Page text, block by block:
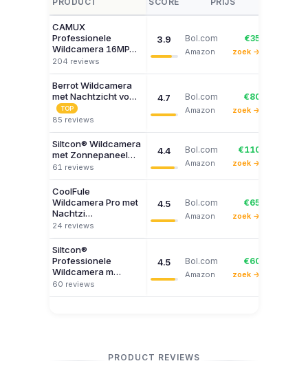
CAMUX
Professionele
Wildcamera 16MP…
204 reviews
3.9 Bol.com €35
Amazon zoek →
Berrot Wildcamera
met Nachtzicht vo…
TOP
85 reviews
4.7 Bol.com €80
Amazon zoek →
Siltcon® Wildcamera
met Zonnepaneel…
61 reviews
4.4 Bol.com €110
Amazon zoek →
CoolFule
Wildcamera Pro met
Nachtzi…
24 reviews
4.5 Bol.com €65
Amazon zoek →
Siltcon®
Professionele
Wildcamera m…
60 reviews
4.5 Bol.com €60
Amazon zoek →
PRODUCT REVIEWS